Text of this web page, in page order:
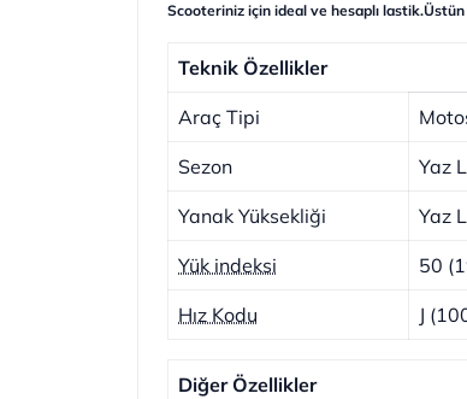
Scooteriniz için ideal ve hesaplı
Teknik Özellikler
Araç Tipi
Sezon Yaz
Yanak Yüksekliği Yaz
Yük indeksi 50
Hız Kodu J
Diğer Özellikler